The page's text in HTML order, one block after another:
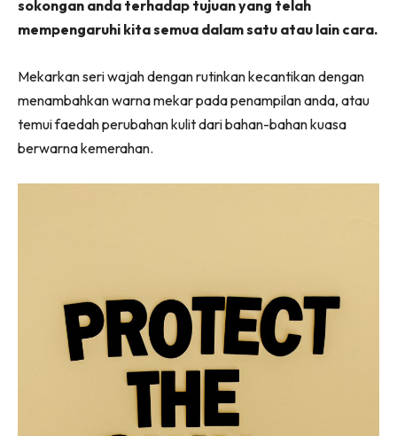
sokongan anda terhadap tujuan yang telah
mempengaruhi kita semua dalam satu atau lain cara.
Mekarkan seri wajah dengan rutinkan kecantikan dengan
menambahkan warna mekar pada penampilan anda, atau
temui faedah perubahan kulit dari bahan-bahan kuasa
berwarna kemerahan.